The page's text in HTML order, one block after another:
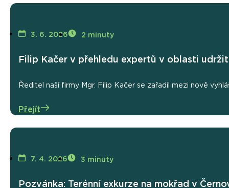
3. 6. 2026 2 minuty
Filip Kačer v přehledu expertů v oblasti
Ředitel naší firmy Mgr. Filip Kačer se zařadil mezi nově
Přejít
7. 4. 2026 3 minuty
Pozvánka: Terénní exkurze na mokřad v